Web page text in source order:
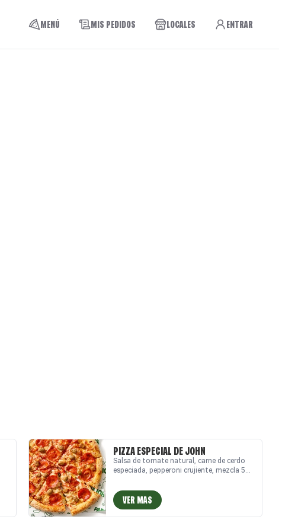
MENÚ MIS PEDIDOS LOCALES ENTRAR
PIZZA ESPECIAL DE JOHN
Salsa de tomate natural, carne de cerdo
especiada, pepperoni crujiente, mezcla 5
mozzarella y un toque de especias
italianas.
VER MAS